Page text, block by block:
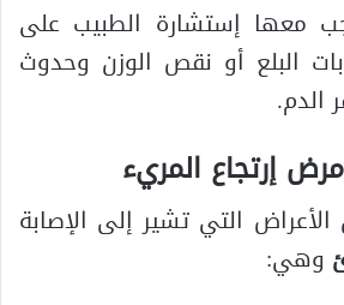
معها إستشارة الطبيب على
البلع أو نقص الوزن وحدوث
الدم.
إرتجاع المريء
التي تشير إلى الإصابة
وهي: